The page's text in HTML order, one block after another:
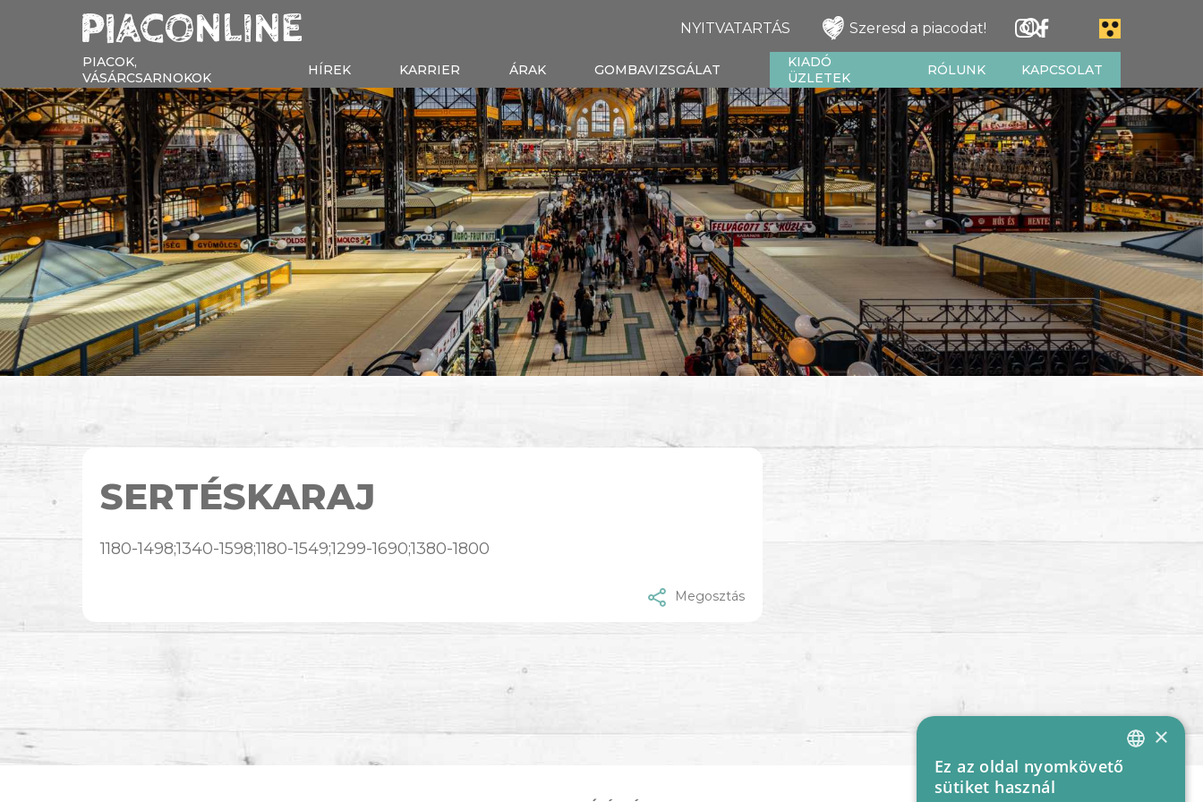
NYITVATARTÁS Szeresd a piacodat!
PIACOK,
VÁSÁRCSARNOKOK
HÍREK KARRIER ÁRAK GOMBAVIZSGÁLAT
KIADÓ
ÜZLETEK
RÓLUNK KAPCSOLAT
SERTÉSKARAJ
1180-1498;1340-1598;1180-1549;1299-1690;1380-1800
Megosztás
HUNGARIAN
×
Ez az oldal nyomkövető
sütiket használ